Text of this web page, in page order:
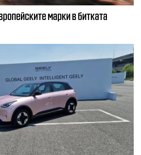
марки в битката